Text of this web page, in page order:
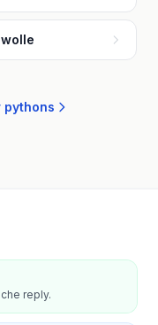
pythons
reply.